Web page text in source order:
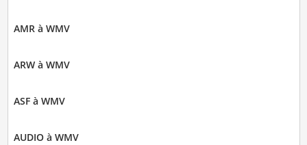
AMR à WMV
ARW à WMV
ASF à WMV
AUDIO à WMV